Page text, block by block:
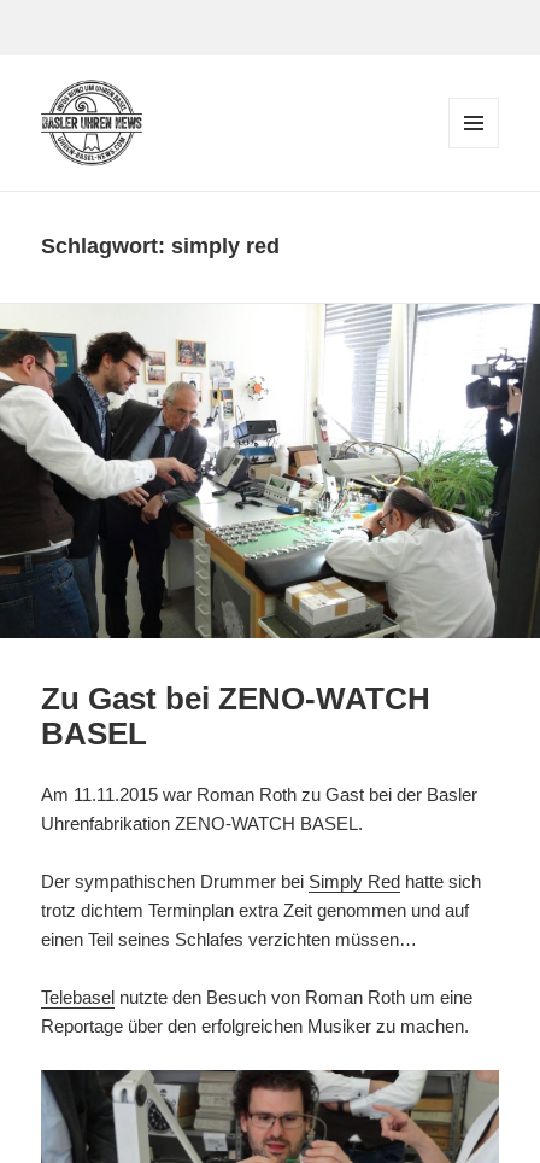
Schlagwort:simply red
Zu Gast bei ZENO-WATCH
BASEL
Am 11.11.2015 war Roman Roth zu Gast bei der Basler
Uhrenfabrikation ZENO-WATCH BASEL.
Der sympathischen Drummer bei Simply Red hatte sich
trotz dichtem Terminplan extra Zeit genommen und auf
einen Teil seines Schlafes verzichten müssen…
Telebasel nutzte den Besuch von Roman Roth um eine
Reportage über den erfolgreichen Musiker zu machen.